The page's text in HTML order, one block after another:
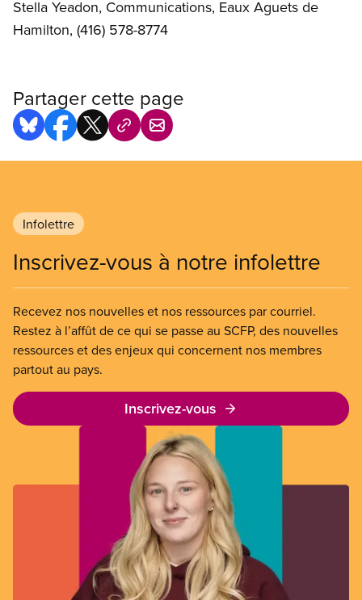
Stella Yeadon, Communications, Eaux Aguets de
Hamilton, (416) 578-8774
Partager cette page
Infolettre
Inscrivez-vous à notre infolettre
Recevez nos nouvelles et nos ressources par courriel.
Restez à l’affût de ce qui se passe au SCFP, des nouvelles
ressources et des enjeux qui concernent nos membres
partout au pays.
Inscrivez-vous